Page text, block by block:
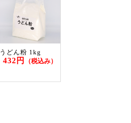
うどん粉 1kg
432円 （税込み）